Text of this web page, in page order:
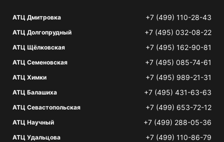
АТЦ Дмитровка +7 (499) 110-28-43
АТЦ Долгопрудный +7 (495) 032-08-22
АТЦ Щёлковская +7 (495) 162-90-81
АТЦ Семеновская +7 (495) 085-74-61
АТЦ Химки +7 (495) 989-21-31
АТЦ Балашиха +7 (495) 431-63-63
АТЦ Севастопольская +7 (499) 653-72-12
АТЦ Научный +7 (499) 288-05-36
АТЦ Удальцова +7 (499) 110-86-79